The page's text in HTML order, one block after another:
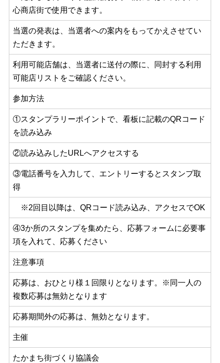
心商店街で使用できます。
当選の発表は、当選者への案内をもってかえさせてい
ただきます。
利用可能店舗は、当選者に送付の際に、同封する利用
可能店リストをご確認ください。
参加方法
①スタンプラリーポイントで、看板に記載のQRコード
を読み込み
②読み込みしたURLへアクセスする
③電話番号を入力して、エントリーするとスタンプ取
得
※2回目以降は、QRコード読み込み、アクセスでOK
④3か所のスタンプを集めたら、応募フォームに必要事
項を入れて、応募ください
注意事項
応募は、おひとり様１回限りとなります。※同一人の
複数応募は無効となります
応募期間外の応募は、無効となります。
主催
たかまち街づくり協議会